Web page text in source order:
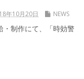
年10月20日 NEWS
・制作にて、「時効警